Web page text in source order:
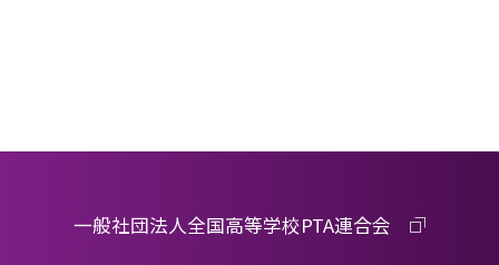
一般社団法人全国高等学校PTA連合会